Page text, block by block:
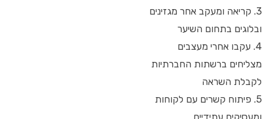
3. קריאה ומעקב אחר מגזינים
ובלוגים בתחום השיער
4. עקבו אחרי מעצבים
מצליחים ברשתות החברתיות
לקבלת השראה
5. פיתוח קשרים עם לקוחות